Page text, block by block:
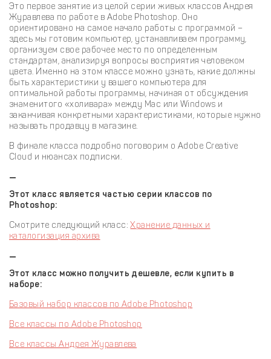
Это первое занятие из целой серии живых классов Андрея
Журавлева по работе в Adobe Photoshop. Оно
ориентировано на самое начало работы с программой –
здесь мы готовим компьютер, устанавливаем программу,
организуем свое рабочее место по определенным
стандартам, анализируя вопросы восприятия человеком
цвета. Именно на этом классе можно узнать, какие должны
быть характеристики у вашего компьютера для
оптимальной работы программы, начиная от обсуждения
знаменитого «холивара» между Mac или Windows и
заканчивая конкретными характеристиками, которые нужно
называть продавцу в магазине.
В финале класса подробно поговорим о Adobe Creativе
Clоud и нюансах подписки.
—
Этот класс является частью серии классов по
Photoshop:
Смотрите следующий класс:Хранение данных и
каталогизация архива
—
Этот класс можно получить дешевле, если купить в
наборе:
Базовый набор классов по Adobe Photoshop
Все классы по Adobe Photoshop
Все классы Андрея Журавлева